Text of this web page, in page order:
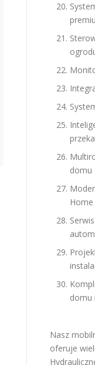
domu
Home
domu
Nasz
oferuje